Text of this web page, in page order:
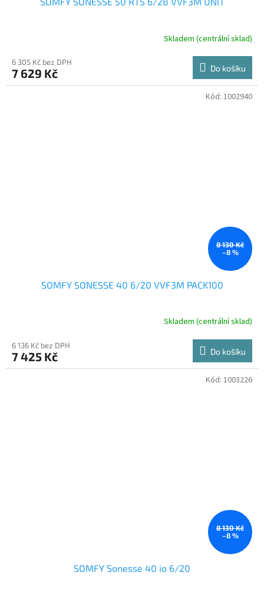
Skladem (centrální sklad)
6 305 Kč bez DPH
7 629 Kč Do košíku
8 130 Kč
–8 %
SOMFY SONESSE 40 6/20 VVF3M PACK100
Skladem (centrální sklad)
6 136 Kč bez DPH
7 425 Kč Do košíku
Kód: 1002940
8 130 Kč
–8 %
SOMFY Sonesse 40 io 6/20
Kód: 1003226